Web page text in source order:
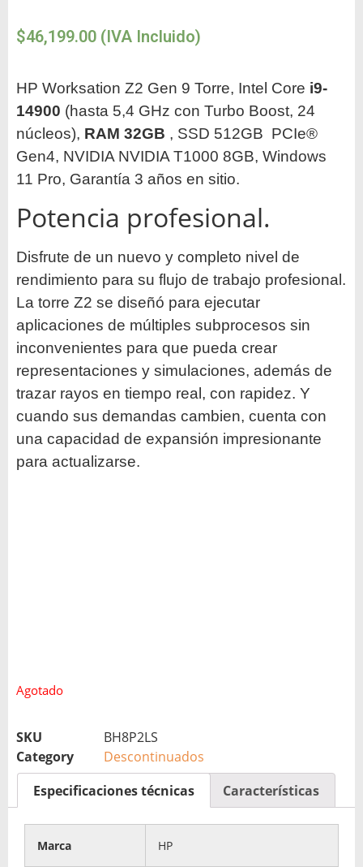
$46,199.00 (IVA Incluido)
HP Worksation Z2 Gen 9 Torre, Intel Core i9-
14900 (hasta 5,4 GHz con Turbo Boost, 24
núcleos), RAM 32GB , SSD 512GB PCIe®
Gen4, NVIDIA NVIDIA T1000 8GB, Windows
11 Pro, Garantía 3 años en sitio.
Potencia profesional.
Disfrute de un nuevo y completo nivel de
rendimiento para su flujo de trabajo profesional.
La torre Z2 se diseñó para ejecutar
aplicaciones de múltiples subprocesos sin
inconvenientes para que pueda crear
representaciones y simulaciones, además de
trazar rayos en tiempo real, con rapidez. Y
cuando sus demandas cambien, cuenta con
una capacidad de expansión impresionante
para actualizarse.
Agotado
SKU
BH8P2LS
Category
Descontinuados
Especificaciones técnicas
Características
Marca HP